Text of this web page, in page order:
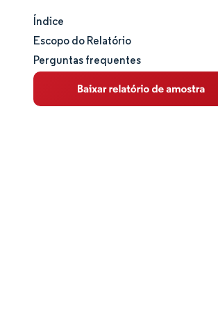
Tamanho e participação de mercado
Análise de mercado
Tendências e insights
Índice
Escopo do Relatório
Perguntas frequentes